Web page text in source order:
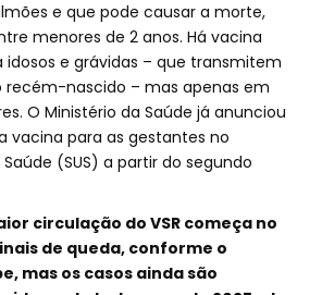
e que pode causar a morte,
menores de 2 anos. Há vacina
idosos e grávidas – que transmitem
recém-nascido – mas apenas em
O Ministério da Saúde já anunciou
vacina para as gestantes no
(SUS) a partir do segundo
circulação do VSR começa no
de queda, conforme o
mas os casos ainda são